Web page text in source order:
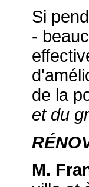
Si
-
de la
et du
M.